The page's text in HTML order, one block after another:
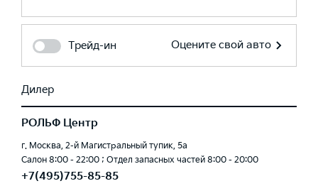
Трейд-ин Оцените свой авто
Дилер
РОЛЬФ Центр
г. Москва, 2-й Магистральный тупик, 5а
Салон 8:00 - 22:00 ; Отдел запасных частей 8:00 - 20:00
+7(495)755-85-85